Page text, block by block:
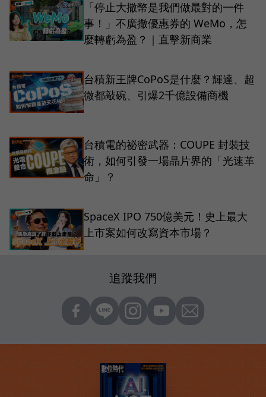
「停止大撒幣是我們做最對的一件
事！」不廣撒優惠券的 WeMo，怎
麼轉虧為盈？｜直擊新商業
台積新王牌CoPoS是什麼？輝達、超
微都敲碗、引爆2千億設備商機
台積電的祕密武器：COUPE 封裝技
術，如何引發一場晶片界的「光速革
命」？
SpaceX IPO 750億美元！史上最大
上市案如何改寫資本市場？
追蹤我們